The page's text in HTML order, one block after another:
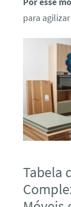
para
Tabela